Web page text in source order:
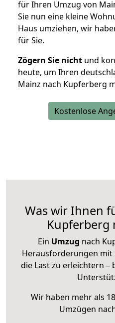
für Ihren Umzug von
Sie nun eine kleine
Haus umziehen, wir
für Sie.
Zögern Sie nicht und
heute, um Ihren
Mainz nach Kupferberg
Kostenlose
Was wir Ihnen
Kupferberg
Ein Umzug nach
Herausforderungen mit
die Last zu erleichtern
Wir haben mehr als
Umzügen